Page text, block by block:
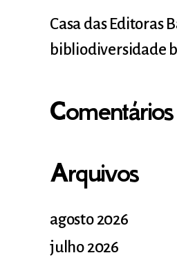
Casa das Editoras
bibliodiversidade
Comentários
Arquivos
agosto 2026
julho 2026